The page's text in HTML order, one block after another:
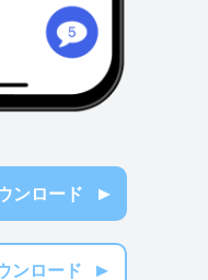
ンロード
ンロード